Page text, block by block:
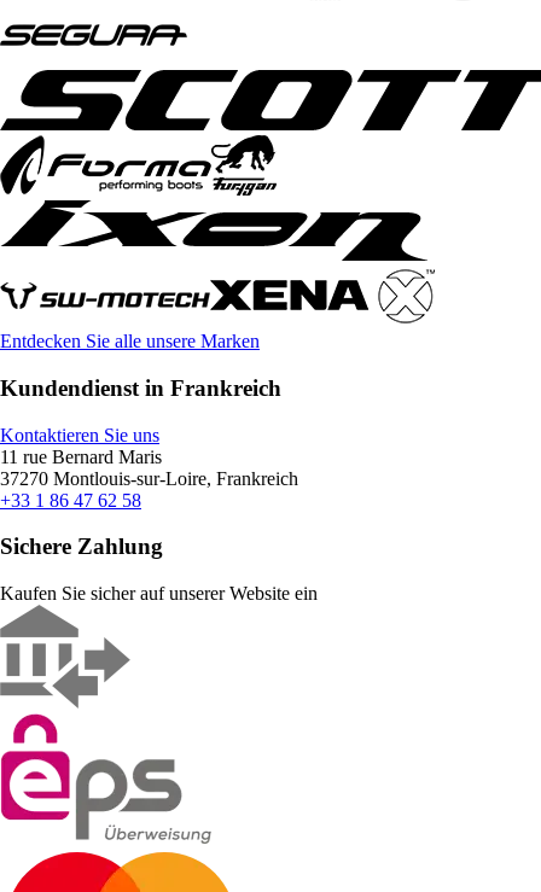
Entdecken Sie alle unsere Marken
Kundendienst in Frankreich
Kontaktieren Sie uns
11 rue Bernard Maris
37270 Montlouis-sur-Loire, Frankreich
+33 1 86 47 62 58
Sichere Zahlung
Kaufen Sie sicher auf unserer Website ein